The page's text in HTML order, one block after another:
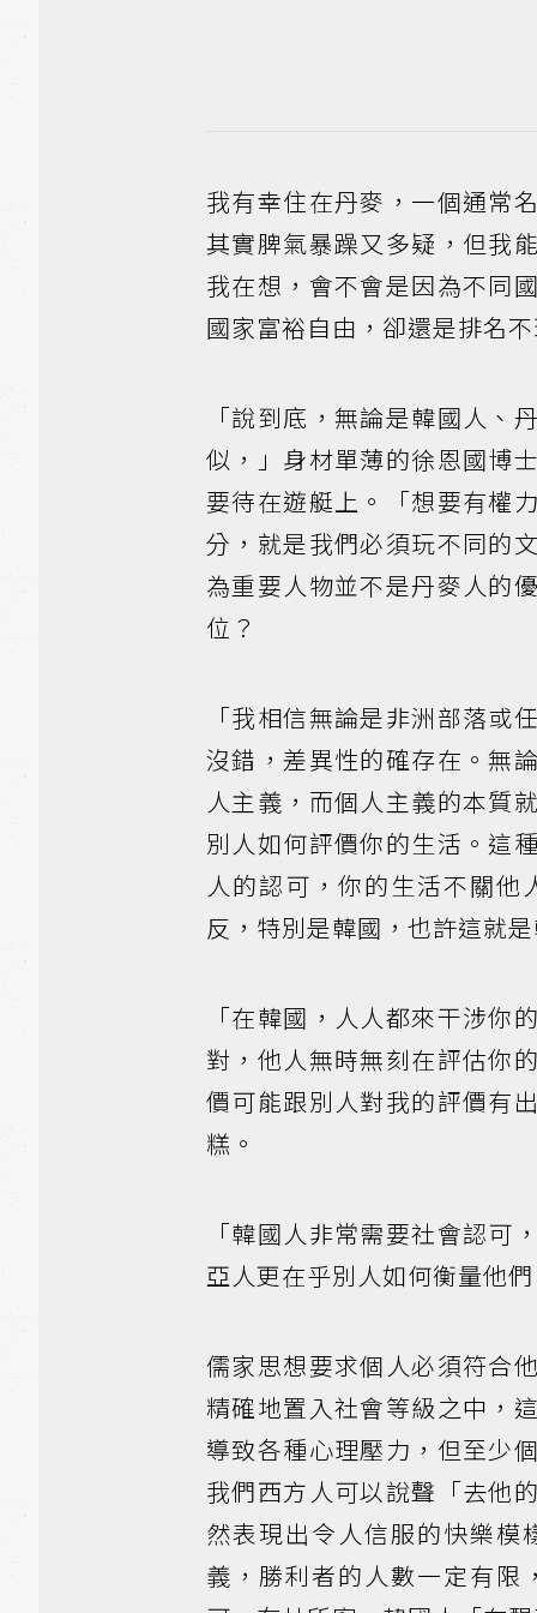
我有幸住在丹麥，一個通常
其實脾氣暴躁又多疑，但我
我在想，會不會是因為不同
國家富裕自由，卻還是排名
「說到底，無論是韓國人
似，」身材單薄的徐恩國博
要待在遊艇上。「想要有權
分，就是我們必須玩不同的
為重要人物並不是丹麥人的
位？
「我相信無論是非洲部落
沒錯，差異性的確存在。無
人主義，而個人主義的本質
別人如何評價你的生活。這
人的認可，你的生活不關
反，特別是韓國，也許這就
「在韓國，人人都來干涉
對，他人無時無刻在評估你
價可能跟別人對我的評價有
糕。
「韓國人非常需要社會認
亞人更在乎別人如何衡量他
儒家思想要求個人必須符合
精確地置入社會等級之中，
導致各種心理壓力，但至少
我們西方人可以說聲「去他
然表現出令人信服的快樂
義，勝利者的人數一定有